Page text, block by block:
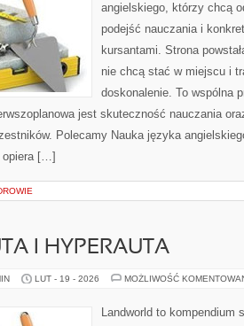
angielskiego, którzy chcą
podejść nauczania i
kursantami. Strona
nie chcą stać w miejscu i
doskonalenie. To wspólna
jest skuteczność nauczania
Polecamy Nauka języka
opiera […]
I HYPERAUTA
LUT - 19 - 2026 MOŻLIWOŚĆ
Landworld to kompendium